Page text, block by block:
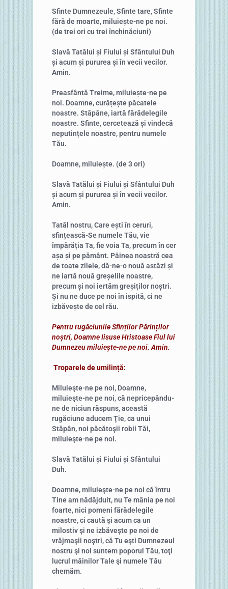
Sfinte Dumnezeule, Sfinte tare, Sfinte
fără de moarte, miluiește-ne pe noi.
(de trei ori cu trei închinăciuni)
Slavă Tatălui și Fiului și Sfântului Duh
și acum și pururea și în vecii vecilor.
Amin.
Preasfântă Treime, miluiește-ne pe
noi. Doamne, curățește păcatele
noastre. Stăpâne, iartă fărădelegile
noastre. Sfinte, cercetează și vindecă
neputințele noastre, pentru numele
Tău.
Doamne, miluiește. (de 3 ori)
Slavă Tatălui și Fiului și Sfântului Duh
și acum și pururea și în vecii vecilor.
Amin.
Tatăl nostru, Care ești în ceruri,
sfințească-Se numele Tău, vie
împărăția Ta, fie voia Ta, precum în cer
așa și pe pământ. Pâinea noastră cea
de toate zilele, dă-ne-o nouă astăzi și
ne iartă nouă greșelile noastre,
precum și noi iertăm greșiților noștri.
Și nu ne duce pe noi în ispită, ci ne
izbăvește de cel rău.
Pentru rugăciunile Sfinților Părinților
noștri, Doamne Iisuse Hristoase Fiul lui
Dumnezeu miluiește-ne pe noi. Amin.
Troparele de umilință:
Miluieşte-ne pe noi, Doamne,
miluieşte-ne pe noi, că nepricepându-
ne de niciun răspuns, această
rugăciune aducem Ţie, ca unui
Stăpân, noi păcătoşii robii Tăi,
miluieşte-ne pe noi.
Slavă Tatălui și Fiului și Sfântului
Duh.
Doamne, miluieşte-ne pe noi că întru
Tine am nădăjduit, nu Te mânia pe noi
foarte, nici pomeni fărădelegile
noastre, ci caută şi acum ca un
milostiv şi ne izbăveşte pe noi de
vrăjmaşii noştri, că Tu eşti Dumnezeul
nostru şi noi suntem poporul Tău, toţi
lucrul mâinilor Tale şi numele Tău
chemăm.